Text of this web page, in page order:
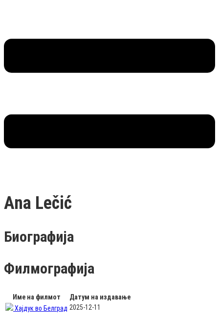
Ana Lečić
Биографија
Филмографија
Име на филмот
Датум на издавање
Хајдук во Белград 2025-12-11